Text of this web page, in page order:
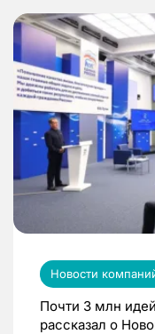
Новости
Почти 3 млн
рассказал о